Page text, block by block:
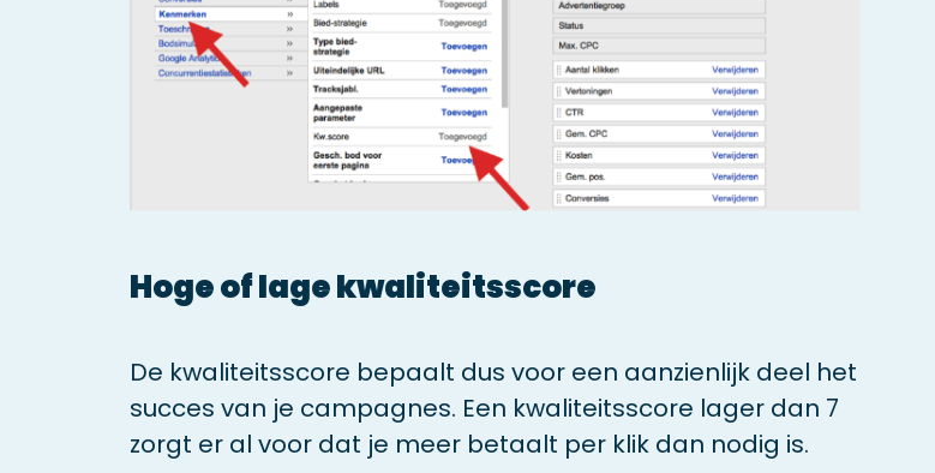
Hoge of lage kwaliteitsscore
De kwaliteitsscore bepaalt dus voor een aanzienlijk deel het
succes van je campagnes. Een kwaliteitsscore lager dan 7
zorgt er al voor dat je meer betaalt per klik dan nodig is.